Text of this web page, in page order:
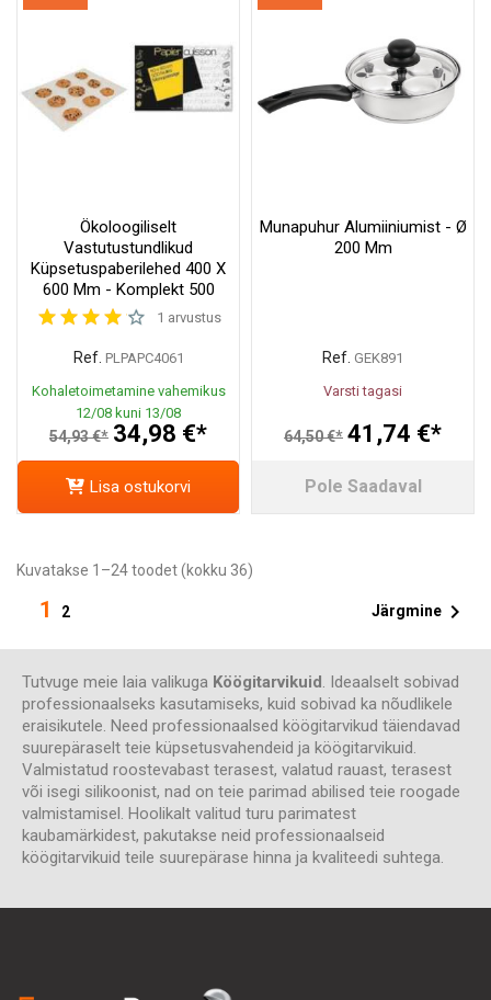
Ökoloogiliselt
Vastutustundlikud
Küpsetuspaberilehed 400 X
600 Mm - Komplekt 500
1 arvustus
Ref. PLPAPC4061
Kohaletoimetamine vahemikus
12/08 kuni 13/08
54,93 €* 34,98 €*
Lisa ostukorvi
Munapuhur Alumiiniumist - Ø
200 Mm
Ref. GEK891
Varsti tagasi
64,50 €* 41,74 €*
Pole Saadaval
Kuvatakse 1–24 toodet (kokku 36)
1 2 Järgmine 
Tutvuge meie laia valikuga Köögitarvikuid . Ideaalselt sobivad
professionaalseks kasutamiseks, kuid sobivad ka nõudlikele
eraisikutele. Need professionaalsed köögitarvikud täiendavad
suurepäraselt teie küpsetusvahendeid ja köögitarvikuid.
Valmistatud roostevabast terasest, valatud rauast, terasest
või isegi silikoonist, nad on teie parimad abilised teie roogade
valmistamisel. Hoolikalt valitud turu parimatest
kaubamärkidest, pakutakse neid professionaalseid
köögitarvikuid teile suurepärase hinna ja kvaliteedi suhtega.